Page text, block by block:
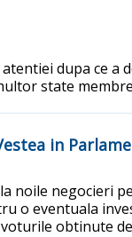
dupa ce a
state
in
noile
o eventuala
obtinute de